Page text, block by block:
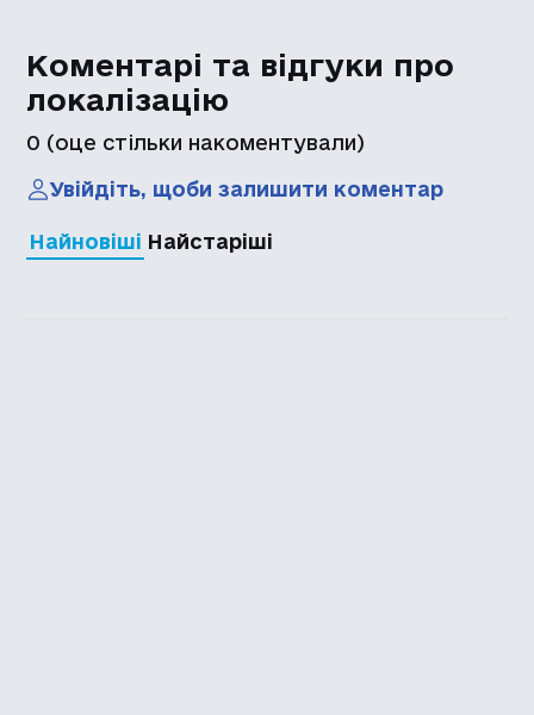
Коментарі та відгуки про
локалізацію
0 (оце стільки накоментували)
Увійдіть, щоби залишити коментар
Найновіші Найстаріші